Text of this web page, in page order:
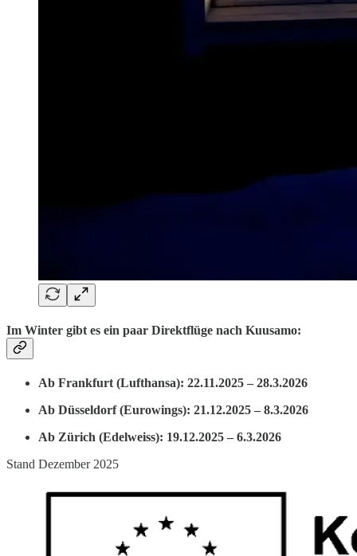
Im Winter gibt es ein paar Direktflüge nach Kuusamo:
Ab Frankfurt (Lufthansa): 22.11.2025 – 28.3.2026
Ab Düsseldorf (Eurowings): 21.12.2025 – 8.3.2026
Ab Zürich (Edelweiss): 19.12.2025 – 6.3.2026
Stand Dezember 2025